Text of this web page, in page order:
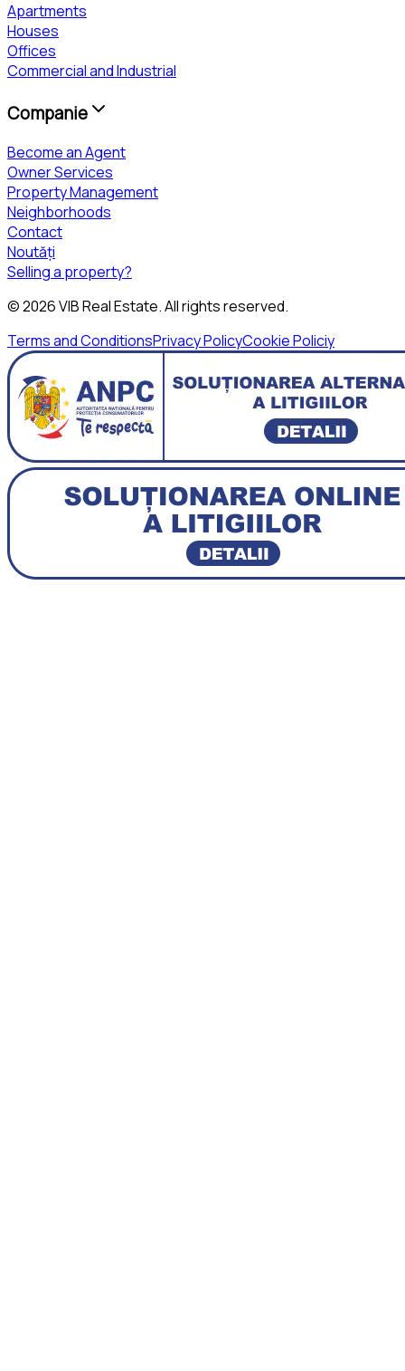
Apartments
Houses
Offices
Commercial and Industrial
Companie
Become an Agent
Owner Services
Property Management
Neighborhoods
Contact
Noutăți
Selling a property?
©2026VIB Real Estate. All rights reserved.
Terms and ConditionsPrivacy PolicyCookie Policiy